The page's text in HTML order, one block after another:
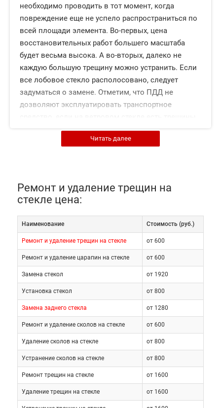
необходимо проводить в тот момент, когда
повреждение еще не успело распространиться по
всей площади элемента. Во-первых, цена
восстановительных работ большего масштаба
будет весьма высока. А во-вторых, далеко не
каждую большую трещину можно устранить. Если
все лобовое стекло располосовано, следует
задуматься о замене. Отметим, что ПДД не
дозволяют эксплуатировать транспортное
с водительской стороны. Такие дефекты
препятствуют нормальному обзору, а также
к потере контроля над дорожной ситуацией.
Режим работы
автотехцентра с 9 до
21 часа, без
выходных дней.
Оставить заявку
Повреждение элементов
Читать далее
Ремонт и удаление трещин на
стекле цена:
Наименование Cтоимость (руб.)
Ремонт и удаление трещин на стекле от 600
Ремонт и удаление царапин на стекле от 600
Замена стекол от 1920
Установка стекол от 800
Замена заднего стекла от 1280
Ремонт и удаление сколов на стекле от 600
Удаление сколов на стекле от 800
Устранение сколов на стекле от 800
Ремонт трещин на стекле от 1600
Удаление трещин на стекле от 1600